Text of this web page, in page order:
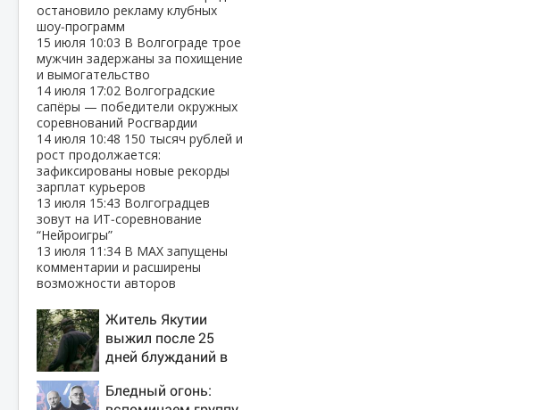
остановило рекламу клубных
шоу‑программ
15 июля 10:03 В Волгограде трое
мужчин задержаны за похищение
и вымогательство
14 июля 17:02 Волгоградские
сапёры — победители окружных
соревнований Росгвардии
14 июля 10:48 150 тысяч рублей и
рост продолжается:
зафиксированы новые рекорды
зарплат курьеров
13 июля 15:43 Волгоградцев
зовут на ИТ‑соревнование
“Нейроигры”
13 июля 11:34 В МАХ запущены
комментарии и расширены
возможности авторов
Житель Якутии
выжил после 25
дней блужданий в
Бледный огонь: